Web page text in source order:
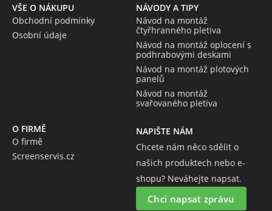
VŠE O NÁKUPU
Obchodní podmínky
Osobní údaje
NÁVODY A TIPY
Návod na montáž
čtyřhranného pletiva
Návod na montáž oplocení s
podhrabovými deskami
Návod na montáž plotových
panelů
Návod na montáž
svařovaného pletiva
O FIRMĚ
O firmě
Screenservis.cz
NAPIŠTE NÁM
Chcete nám něco sdělit o
našich produktech nebo e-
shopu? Neváhejte napsat.
Chci napsat zprávu